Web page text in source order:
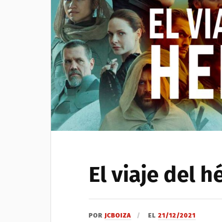
El viaje del
PORJCBOIZA EL21/12/2021